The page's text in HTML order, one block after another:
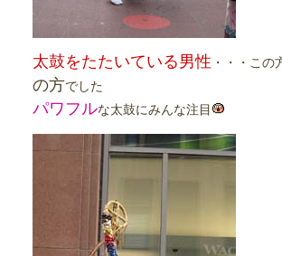
太鼓をたたいている男性 ・・・この
の方でした
パワフルな太鼓にみんな注目